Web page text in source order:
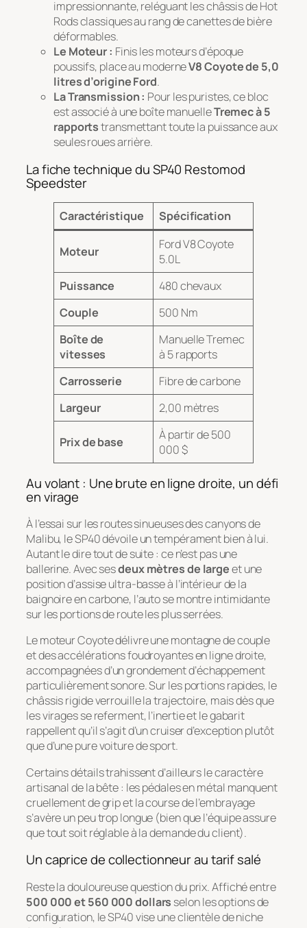
impressionnante, reléguant les châssis de Hot
Rods classiques au rang de canettes de bière
déformables.
Le Moteur : Finis les moteurs d’époque
poussifs, place au moderneV8 Coyote de 5,0
litres d’origine Ford.
La Transmission : Pour les puristes, ce bloc
est associé à une boîte manuelleTremec à 5
rapportstransmettant toute la puissance aux
seules roues arrière.
La fiche technique du SP40 Restomod
Speedster
Caractéristique Spécification
Moteur
Ford V8 Coyote
5.0L
Puissance
480 chevaux
Couple
500 Nm
Boîte de
vitesses
Manuelle Tremec
à 5 rapports
Carrosserie
Fibre de carbone
Largeur
2,00 mètres
Prix de base
À partir de 500
000 $
Au volant : Une brute en ligne droite, un défi
en virage
À l’essai sur les routes sinueuses des canyons de
Malibu, le SP40 dévoile un tempérament bien à lui.
Autant le dire tout de suite : ce n’est pas une
ballerine. Avec sesdeux mètres de largeet une
position d’assise ultra-basse à l’intérieur de la
baignoire en carbone, l’auto se montre intimidante
sur les portions de route les plus serrées.
Le moteur Coyote délivre une montagne de couple
et des accélérations foudroyantes en ligne droite,
accompagnées d’un grondement d’échappement
particulièrement sonore. Sur les portions rapides, le
châssis rigide verrouille la trajectoire, mais dès que
les virages se referment, l’inertie et le gabarit
rappellent qu’il s’agit d’un cruiser d’exception plutôt
que d’une pure voiture de sport.
Certains détails trahissent d’ailleurs le caractère
artisanal de la bête : les pédales en métal manquent
cruellement de grip et la course de l’embrayage
s’avère un peu trop longue (bien que l’équipe assure
que tout soit réglable à la demande du client).
Un caprice de collectionneur au tarif salé
Reste la douloureuse question du prix. Affiché entre
500 000 et 560 000 dollars selon les options de
configuration, le SP40 vise une clientèle de niche